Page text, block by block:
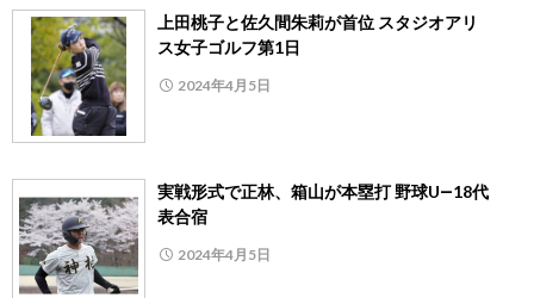
上田桃子と佐久間朱莉が首位 スタジオアリ
ス女子ゴルフ第1日
2024年4月5日
実戦形式で正林、箱山が本塁打 野球U―18代
表合宿
2024年4月5日